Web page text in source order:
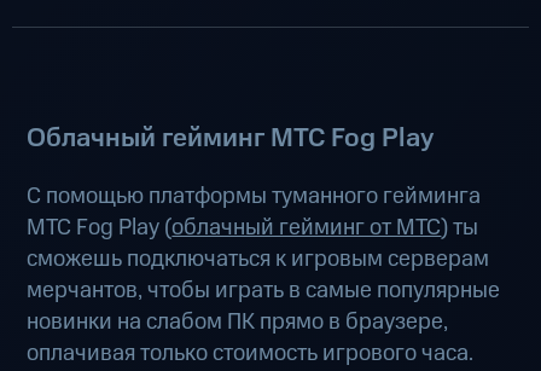
Облачный гейминг МТС Fog Play
С помощью платформы туманного гейминга
МТС Fog Play (облачный гейминг от МТС) ты
сможешь подключаться к игровым серверам
мерчантов, чтобы играть в самые популярные
новинки на слабом ПК прямо в браузере,
оплачивая только стоимость игрового часа.